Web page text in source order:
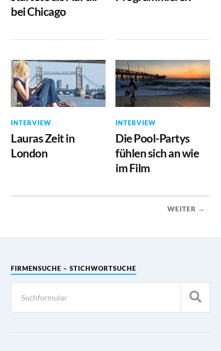
bei Chicago
INTERVIEW
Lauras Zeit in
London
INTERVIEW
Die Pool-Partys
fühlen sich an wie
im Film
WEITER →
FIRMENSUCHE – STICHWORTSUCHE